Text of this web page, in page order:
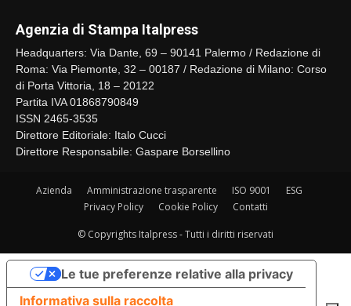
Agenzia di Stampa Italpress
Headquarters: Via Dante, 69 – 90141 Palermo / Redazione di
Roma: Via Piemonte, 32 – 00187 / Redazione di Milano: Corso
di Porta Vittoria, 18 – 20122
Partita IVA 01868790849
ISSN 2465-3535
Direttore Editoriale: Italo Cucci
Direttore Responsabile: Gaspare Borsellino
Azienda Amministrazione trasparente ISO 9001
ESG
Privacy Policy
Cookie Policy Contatti
© Copyrights Italpress - Tutti i diritti riservati
Informativa sulla raccolta
Le tue preferenze relative alla privacy